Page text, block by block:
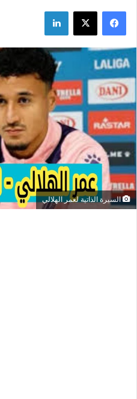
فيسبوك ‫X لينكدإن
السيرة الذاتية لعمر الهلالي